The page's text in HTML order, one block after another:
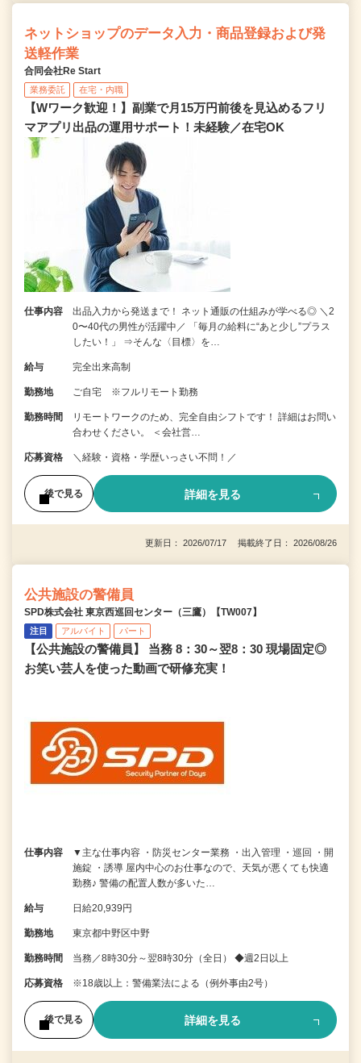
ネットショップのデータ入力・商品登録および発
送軽作業
合同会社Re Start
業務委託 在宅・内職
【Wワーク歓迎！】副業で月15万円前後を見込めるフリ
マアプリ出品の運用サポート！未経験／在宅OK
仕事内容
出品入力から発送まで！ ネット通販の仕組みが学べる◎ ＼2
0〜40代の男性が活躍中／ 「毎月の給料に“あと少し”プラス
したい！」 ⇒そんな〈目標〉を…
給与 完全出来高制
勤務地 ご自宅 ※フルリモート勤務
勤務時間
リモートワークのため、完全自由シフトです！ 詳細はお問い
合わせください。 ＜会社営…
応募資格 ＼経験・資格・学歴いっさい不問！／
後で見る 詳細を見る
更新日： 2026/07/17 掲載終了日： 2026/08/26
公共施設の警備員
SPD株式会社 東京西巡回センター（三鷹）【TW007】
注目 アルバイト パート
【公共施設の警備員】 当務 8：30～翌8：30 現場固定◎
お笑い芸人を使った動画で研修充実！
仕事内容
▼主な仕事内容 ・防災センター業務 ・出入管理 ・巡回 ・開
施錠 ・誘導 屋内中心のお仕事なので、天気が悪くても快適
勤務♪ 警備の配置人数が多いた…
給与 日給20,939円
勤務地 東京都中野区中野
勤務時間 当務／8時30分～翌8時30分（全日） ◆週2日以上
応募資格 ※18歳以上：警備業法による（例外事由2号）
後で見る 詳細を見る